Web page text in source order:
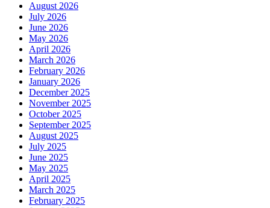
August 2026
July 2026
June 2026
May 2026
April 2026
March 2026
February 2026
January 2026
December 2025
November 2025
October 2025
September 2025
August 2025
July 2025
June 2025
May 2025
April 2025
March 2025
February 2025